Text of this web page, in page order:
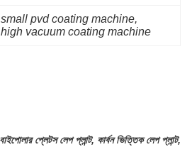
small pvd coating machine,
high vacuum coating machine
প্লেটস লেপ প্লান্ট, কার্বন ভিত্তিক লেপ প্লান্ট,